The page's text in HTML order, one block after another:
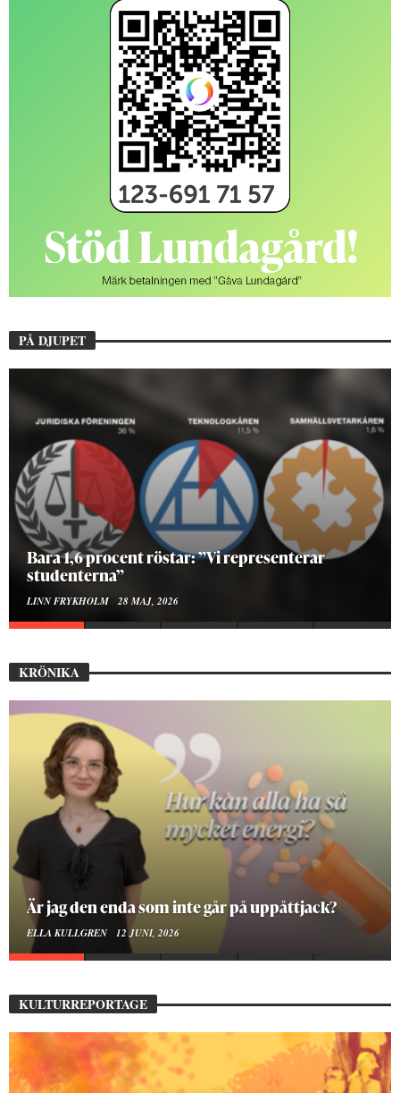
PÅ DJUPET
Hur bygger man en Lundakarneval?
ELISE RALSTON SAMUELSON 24 MAJ, 2026
KRÖNIKA
På stadsbiblioteket hittar jag det mänskliga
MOA LINDROTH 10 JUNI, 2026
KULTURREPORTAGE